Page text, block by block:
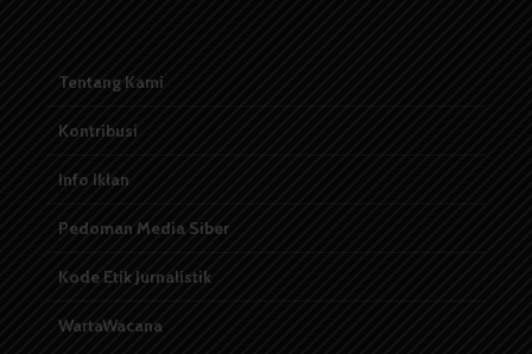
Tentang Kami
Kontribusi
Info Iklan
Pedoman Media Siber
Kode Etik Jurnalistik
WartaWacana